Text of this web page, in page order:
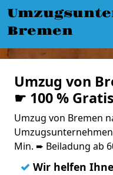
Bremen
Umzug von
☛ 100 %
Umzug von Bremen
Min. ➨ Beiladung ab
✓ Wir helfen